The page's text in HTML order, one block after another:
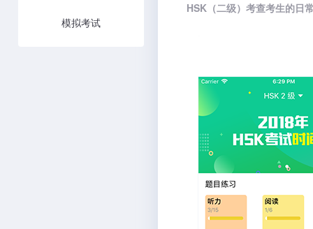
模拟考试
HSK（二级）考查考生的日